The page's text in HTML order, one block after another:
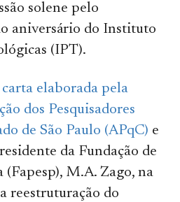
solene pelo
aniversário do Instituto
(IPT).
carta elaborada pela
dos Pesquisadores
de São Paulo (APqC) e
da Fundação de
(Fapesp), M.A. Zago, na
reestruturação do